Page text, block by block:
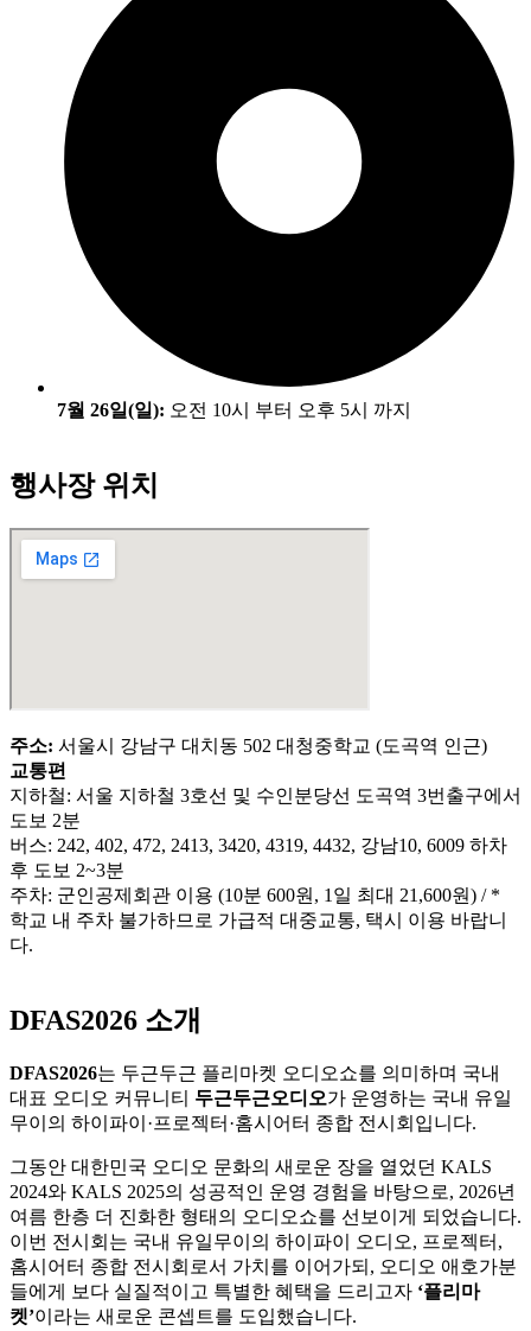
7월 26일(일): 오전 10시 부터 오후 5시 까지
행사장 위치
주소: 서울시 강남구 대치동 502 대청중학교 (도곡역 인근)
교통편
지하철: 서울 지하철 3호선 및 수인분당선 도곡역 3번출구에서
도보 2분
버스: 242, 402, 472, 2413, 3420, 4319, 4432, 강남10, 6009 하차
후 도보 2~3분
주차: 군인공제회관 이용 (10분 600원, 1일 최대 21,600원) / *
학교 내 주차 불가하므로 가급적 대중교통, 택시 이용 바랍니
다.
DFAS2026 소개
DFAS2026는 두근두근 플리마켓 오디오쇼를 의미하며 국내
대표 오디오 커뮤니티 두근두근오디오가 운영하는 국내 유일
무이의 하이파이·프로젝터·홈시어터 종합 전시회입니다.
그동안 대한민국 오디오 문화의 새로운 장을 열었던 KALS
2024와 KALS 2025의 성공적인 운영 경험을 바탕으로, 2026년
여름 한층 더 진화한 형태의 오디오쇼를 선보이게 되었습니다.
이번 전시회는 국내 유일무이의 하이파이 오디오, 프로젝터,
홈시어터 종합 전시회로서 가치를 이어가되, 오디오 애호가분
들에게 보다 실질적이고 특별한 혜택을 드리고자 ‘플리마
켓’이라는 새로운 콘셉트를 도입했습니다.